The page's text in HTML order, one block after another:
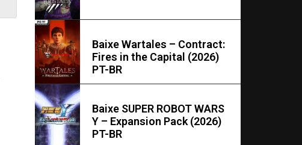
Baixe Wartales – Contract:
Fires in the Capital (2026)
PT-BR
Baixe SUPER ROBOT WARS
Y – Expansion Pack (2026)
PT-BR